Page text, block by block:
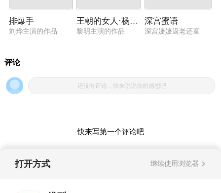
排爆手
刘烨主演的作品
王朝的女人·杨贵妃
黎明主演的作品
深宫蜜语
深宫嬷嬷返老还童
打开方式 继续使用浏览器